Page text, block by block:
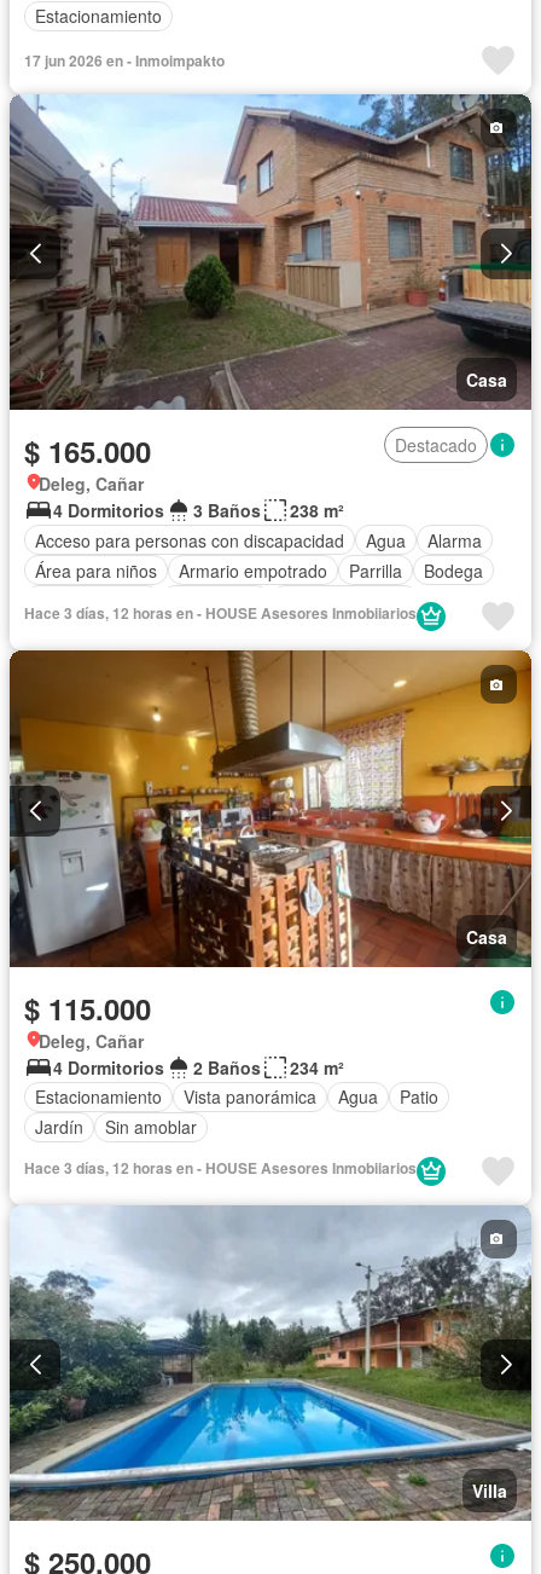
Estacionamiento
17 jun 2026 en - Inmoimpakto
Casa
$ 165.000
Destacado
Deleg, Cañar
4 Dormitorios
3 Baños
238 m²
Acceso para personas con discapacidad
Agua
Alarma
Área para niños
Armario empotrado Parrilla
Bodega
Parcialmente amoblado
Hace 3 días, 12 horas en - HOUSE Asesores Inmobiiarios
Casa
$ 115.000
Deleg, Cañar
4 Dormitorios
2 Baños
234 m²
Estacionamiento
Vista panorámica Agua
Patio
Jardín
Sin amoblar
Hace 3 días, 12 horas en - HOUSE Asesores Inmobiiarios
Villa
$ 250.000